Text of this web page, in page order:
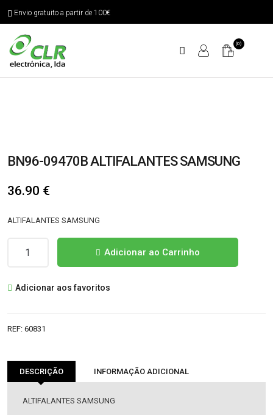
Envio gratuito a partir de 100€
(0)
BN96-09470B ALTIFALANTES SAMSUNG
36.90 €
ALTIFALANTES SAMSUNG
09470B
Adicionar ao Carrinho
Adicionar aos favoritos
REF: 60831
DESCRIÇÃO INFORMAÇÃO ADICIONAL
ALTIFALANTES SAMSUNG